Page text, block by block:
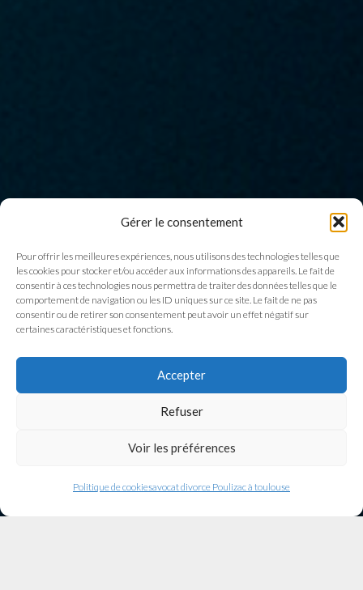
Gérer le consentement
Pour offrir les meilleures expériences, nous utilisons des technologies telles que
les cookies pour stocker et/ou accéder aux informations des appareils. Le fait de
consentir à ces technologies nous permettra de traiter des données telles que le
comportement de navigation ou les ID uniques sur ce site. Le fait de ne pas
consentir ou de retirer son consentement peut avoir un effet négatif sur
certaines caractéristiques et fonctions.
Accepter
Refuser
Voir les préférences
Politique de cookiesavocat divorce Poulizac à toulouse